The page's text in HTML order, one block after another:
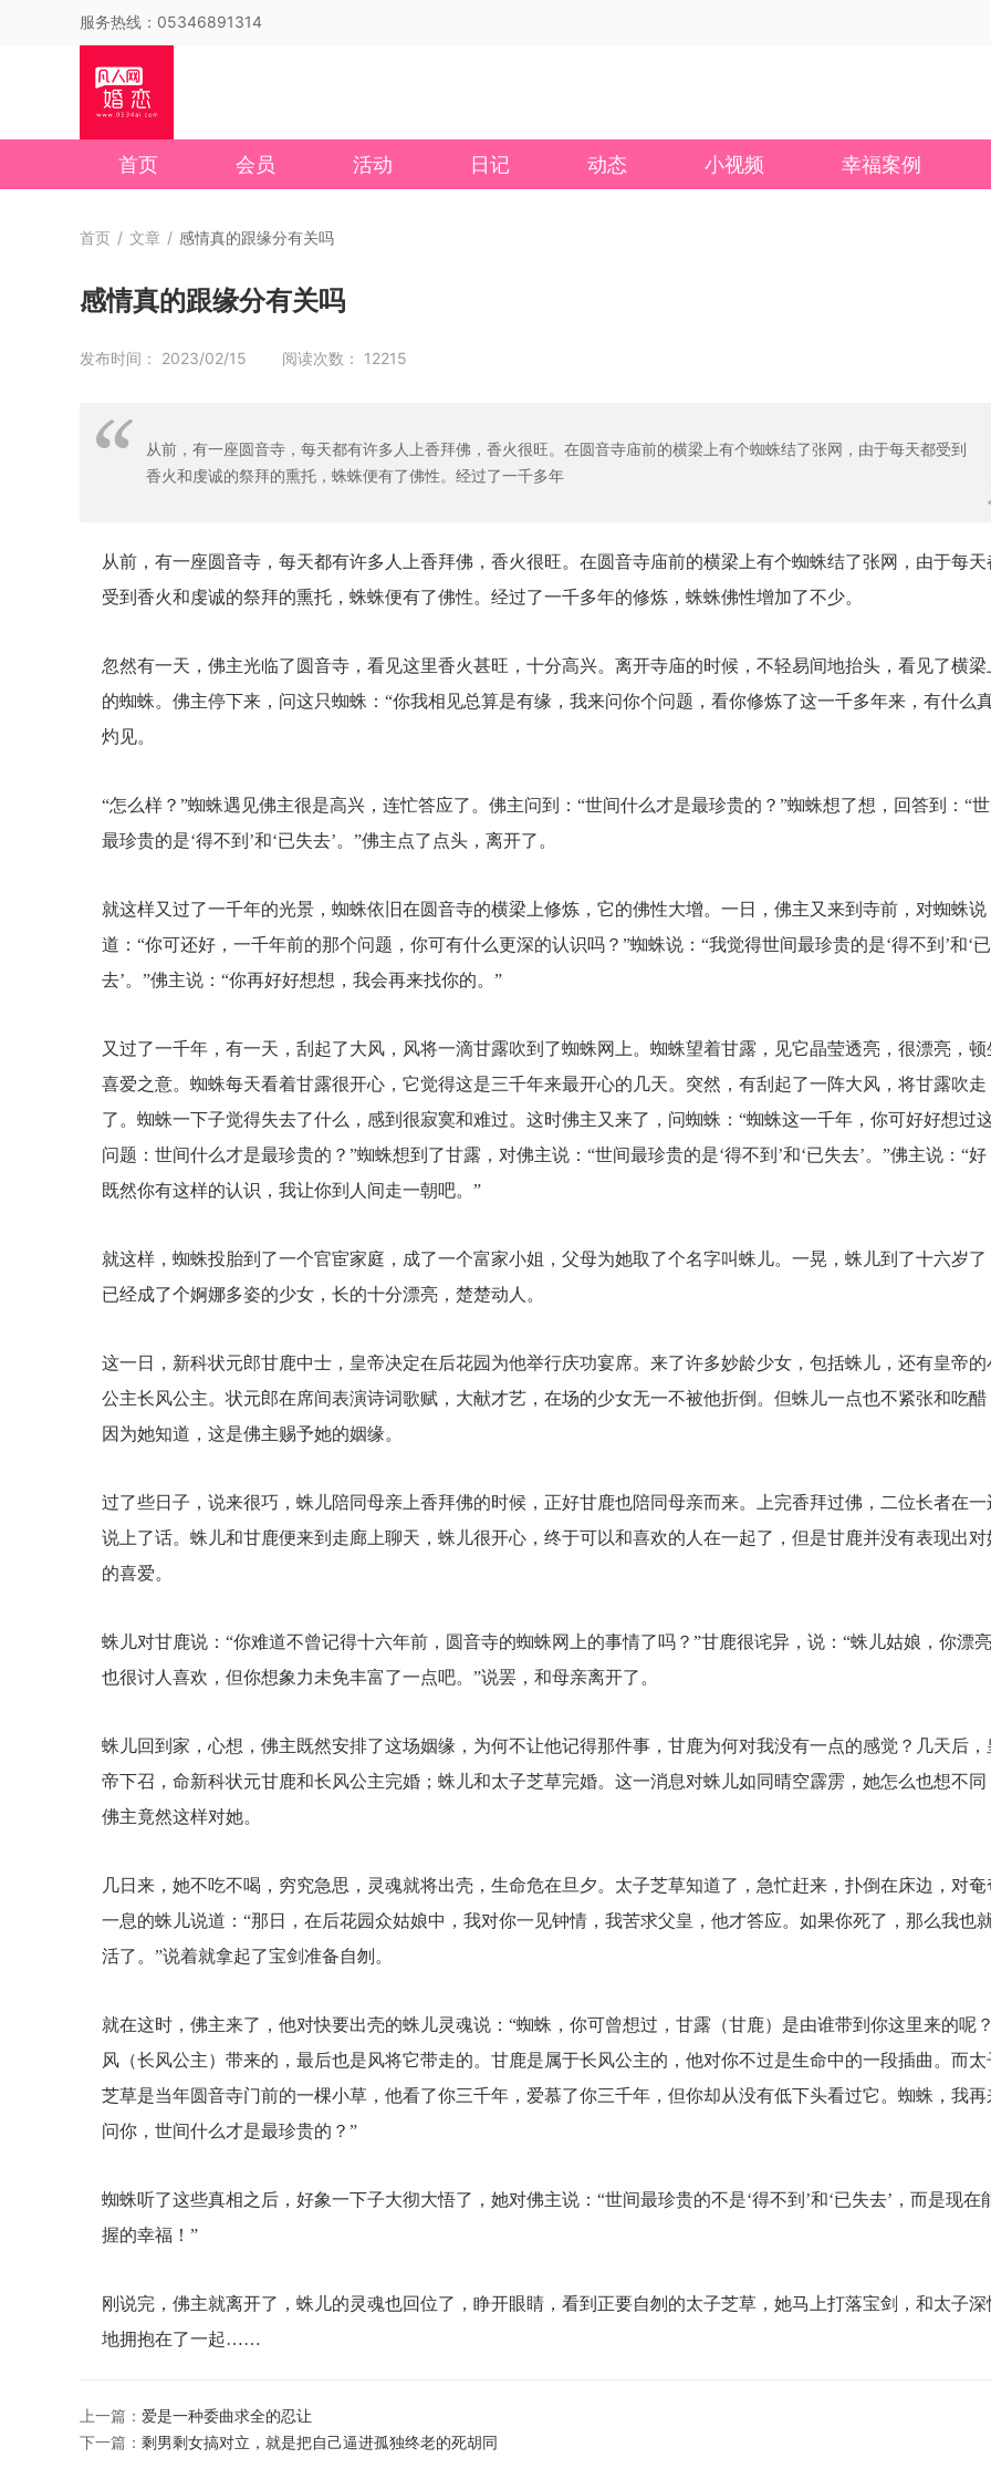
服务热线：05346891314
首页 会员 活动 日记 动态 小视频 幸福案例
首页 / 文章 / 感情真的跟缘分有关吗
感情真的跟缘分有关吗
发布时间： 2023/02/15 阅读次数： 12215
从前，有一座圆音寺，每天都有许多人上香拜佛，香火很旺。在圆音寺庙前的横梁上有个蜘蛛结了张网，由于每天都受到
香火和虔诚的祭拜的熏托，蛛蛛便有了佛性。经过了一千多年
从前，有一座圆音寺，每天都有许多人上香拜佛，香火很旺。在圆音寺庙前的横梁上有个蜘蛛结了张网，由于每天
受到香火和虔诚的祭拜的熏托，蛛蛛便有了佛性。经过了一千多年的修炼，蛛蛛佛性增加了不少。
忽然有一天，佛主光临了圆音寺，看见这里香火甚旺，十分高兴。离开寺庙的时候，不轻易间地抬头，看见了横梁
的蜘蛛。佛主停下来，问这只蜘蛛：“你我相见总算是有缘，我来问你个问题，看你修炼了这一千多年来，有什么
灼见。
“怎么样？”蜘蛛遇见佛主很是高兴，连忙答应了。佛主问到：“世间什么才是最珍贵的？”蜘蛛想了想，回答到：“
最珍贵的是‘得不到’和‘已失去’。”佛主点了点头，离开了。
就这样又过了一千年的光景，蜘蛛依旧在圆音寺的横梁上修炼，它的佛性大增。一日，佛主又来到寺前，对蜘蛛说
道：“你可还好，一千年前的那个问题，你可有什么更深的认识吗？”蜘蛛说：“我觉得世间最珍贵的是‘得不到’和‘
去’。”佛主说：“你再好好想想，我会再来找你的。”
又过了一千年，有一天，刮起了大风，风将一滴甘露吹到了蜘蛛网上。蜘蛛望着甘露，见它晶莹透亮，很漂亮，顿
喜爱之意。蜘蛛每天看着甘露很开心，它觉得这是三千年来最开心的几天。突然，有刮起了一阵大风，将甘露吹走
了。蜘蛛一下子觉得失去了什么，感到很寂寞和难过。这时佛主又来了，问蜘蛛：“蜘蛛这一千年，你可好好想过
问题：世间什么才是最珍贵的？”蜘蛛想到了甘露，对佛主说：“世间最珍贵的是‘得不到’和‘已失去’。”佛主说：“好
既然你有这样的认识，我让你到人间走一朝吧。”
就这样，蜘蛛投胎到了一个官宦家庭，成了一个富家小姐，父母为她取了个名字叫蛛儿。一晃，蛛儿到了十六岁了
已经成了个婀娜多姿的少女，长的十分漂亮，楚楚动人。
这一日，新科状元郎甘鹿中士，皇帝决定在后花园为他举行庆功宴席。来了许多妙龄少女，包括蛛儿，还有皇帝的
公主长风公主。状元郎在席间表演诗词歌赋，大献才艺，在场的少女无一不被他折倒。但蛛儿一点也不紧张和吃醋
因为她知道，这是佛主赐予她的姻缘。
过了些日子，说来很巧，蛛儿陪同母亲上香拜佛的时候，正好甘鹿也陪同母亲而来。上完香拜过佛，二位长者在一
说上了话。蛛儿和甘鹿便来到走廊上聊天，蛛儿很开心，终于可以和喜欢的人在一起了，但是甘鹿并没有表现出对
的喜爱。
蛛儿对甘鹿说：“你难道不曾记得十六年前，圆音寺的蜘蛛网上的事情了吗？”甘鹿很诧异，说：“蛛儿姑娘，你漂亮
也很讨人喜欢，但你想象力未免丰富了一点吧。”说罢，和母亲离开了。
蛛儿回到家，心想，佛主既然安排了这场姻缘，为何不让他记得那件事，甘鹿为何对我没有一点的感觉？几天后，
帝下召，命新科状元甘鹿和长风公主完婚；蛛儿和太子芝草完婚。这一消息对蛛儿如同晴空霹雳，她怎么也想不同
佛主竟然这样对她。
几日来，她不吃不喝，穷究急思，灵魂就将出壳，生命危在旦夕。太子芝草知道了，急忙赶来，扑倒在床边，对奄
一息的蛛儿说道：“那日，在后花园众姑娘中，我对你一见钟情，我苦求父皇，他才答应。如果你死了，那么我也
活了。”说着就拿起了宝剑准备自刎。
就在这时，佛主来了，他对快要出壳的蛛儿灵魂说：“蜘蛛，你可曾想过，甘露（甘鹿）是由谁带到你这里来的呢
风（长风公主）带来的，最后也是风将它带走的。甘鹿是属于长风公主的，他对你不过是生命中的一段插曲。而太
芝草是当年圆音寺门前的一棵小草，他看了你三千年，爱慕了你三千年，但你却从没有低下头看过它。蜘蛛，我再
问你，世间什么才是最珍贵的？”
蜘蛛听了这些真相之后，好象一下子大彻大悟了，她对佛主说：“世间最珍贵的不是‘得不到’和‘已失去’，而是现在
握的幸福！”
刚说完，佛主就离开了，蛛儿的灵魂也回位了，睁开眼睛，看到正要自刎的太子芝草，她马上打落宝剑，和太子深
地拥抱在了一起……
上一篇： 爱是一种委曲求全的忍让
下一篇： 剩男剩女搞对立，就是把自己逼进孤独终老的死胡同